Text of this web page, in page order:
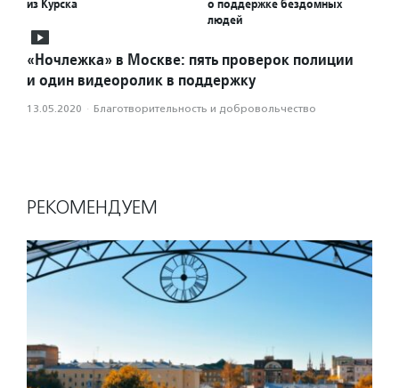
из Курска
о поддержке бездомных
людей
«Ночлежка» в Москве: пять проверок полиции
и один видеоролик в поддержку
13.05.2020 · Благотвори­тель­ность и доброволь­чест­во
РЕКОМЕНДУЕМ